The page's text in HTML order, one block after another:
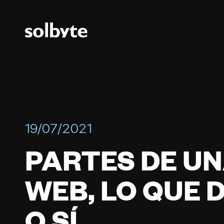
19/07/2021
PARTES DE
WEB, LO QUE